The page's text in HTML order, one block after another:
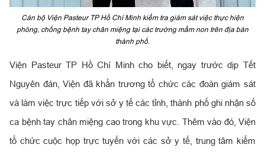
Cán bộ Viện Pasteur TP Hồ Chí Minh kiểm tra giám sát việc thực hiện
phòng, chống bệnh tay chân miệng tại các trường mầm non trên địa bàn
thành phố.
Viện Pasteur TP Hồ Chí Minh cho biết, ngay trước dịp Tết
Nguyên đán, Viện đã khẩn trương tổ chức các đoàn giám sát
và làm việc trực tiếp với sở y tế các tỉnh, thành phố ghi nhận số
ca bệnh tay chân miệng cao trong khu vực. Thêm vào đó, Viện
tổ chức cuộc họp trực tuyến với các sở y tế, trung tâm kiểm